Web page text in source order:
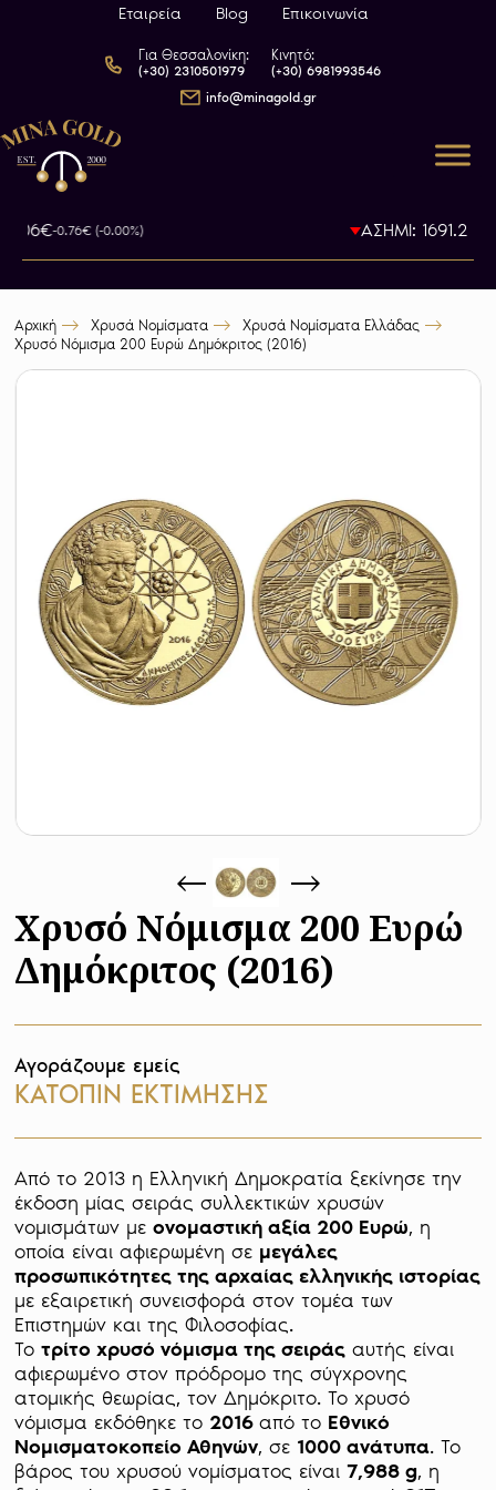
Εταιρεία Blog Επικοινωνία
Για Θεσσαλονίκη:
(+30) 2310501979
Κινητό:
(+30) 6981993546
info@minagold.gr
-0.76€ (-0.00%) ΑΣΗΜΙ: 1691.22€
Αρχική Χρυσά Νομίσματα
Χρυσά Νομίσματα Ελλάδας
Χρυσό Νόμισμα 200 Ευρώ Δημόκριτος (2016)
Χρυσό Νόμισμα 200 Ευρώ
Δημόκριτος (2016)
Αγοράζουμε εμείς
ΚΑΤΟΠΙΝ ΕΚΤΙΜΗΣΗΣ
Από το 2013 η Ελληνική Δημοκρατία ξεκίνησε την
έκδοση μίας σειράς συλλεκτικών χρυσών
νομισμάτων με ονομαστική αξία 200 Ευρώ, η
οποία είναι αφιερωμένη σε μεγάλες
προσωπικότητες της αρχαίας ελληνικής ιστορίας
με εξαιρετική συνεισφορά στον τομέα των
Επιστημών και της Φιλοσοφίας.
Το τρίτο χρυσό νόμισμα της σειράς αυτής είναι
αφιερωμένο στον πρόδρομο της σύγχρονης
ατομικής θεωρίας, τον Δημόκριτο. Το χρυσό
νόμισμα εκδόθηκε το 2016 από το Εθνικό
Νομισματοκοπείο Αθηνών, σε 1000 ανάτυπα. Το
βάρος του χρυσού νομίσματος είναι 7,988 g, η